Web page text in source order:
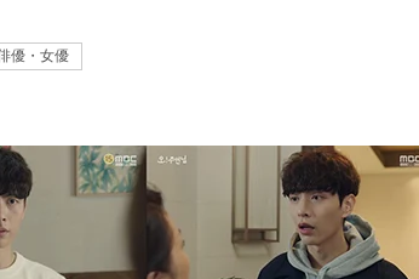
優・女優